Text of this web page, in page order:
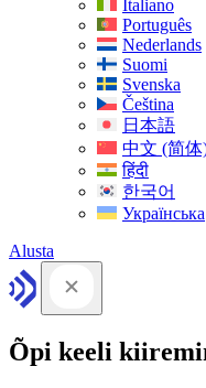
Italiano
Português
Nederlands
Suomi
Svenska
Čeština
日本語
中文 (简体
हिंदी
한국어
Українська
Alusta
Õpi keeli